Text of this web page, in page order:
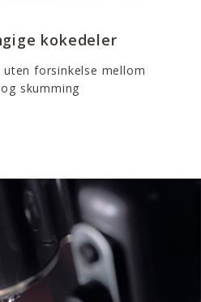
kokedeler
uten forsinkelse mellom
skumming